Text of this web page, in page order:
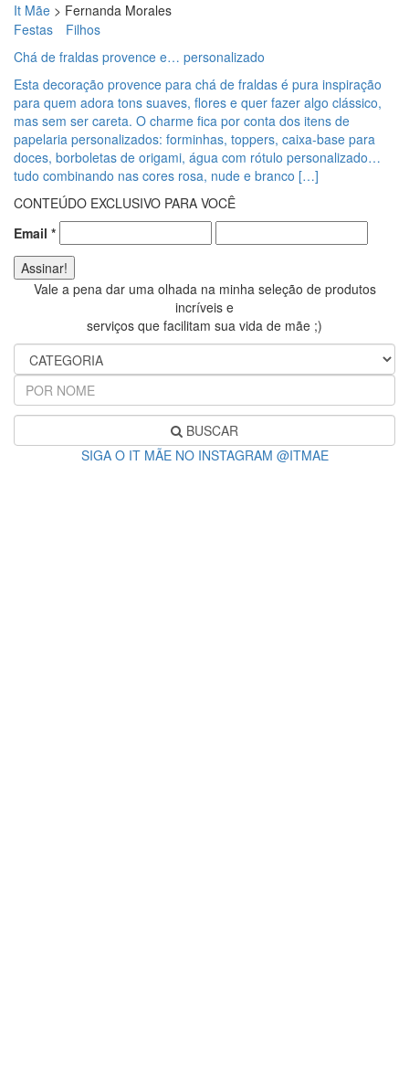
It Mãe > Fernanda Morales
Festas
Filhos
Chá de fraldas provence e… personalizado
Esta decoração provence para chá de fraldas é pura inspiração
para quem adora tons suaves, flores e quer fazer algo clássico,
mas sem ser careta. O charme fica por conta dos itens de
papelaria personalizados: forminhas, toppers, caixa-base para
doces, borboletas de origami, água com rótulo personalizado…
tudo combinando nas cores rosa, nude e branco […]
CONTEÚDO EXCLUSIVO PARA VOCÊ
Email *
Vale a pena dar uma olhada na minha seleção de produtos
incríveis e
serviços que facilitam sua vida de mãe ;)
BUSCAR
SIGA O IT MÃE NO INSTAGRAM @ITMAE